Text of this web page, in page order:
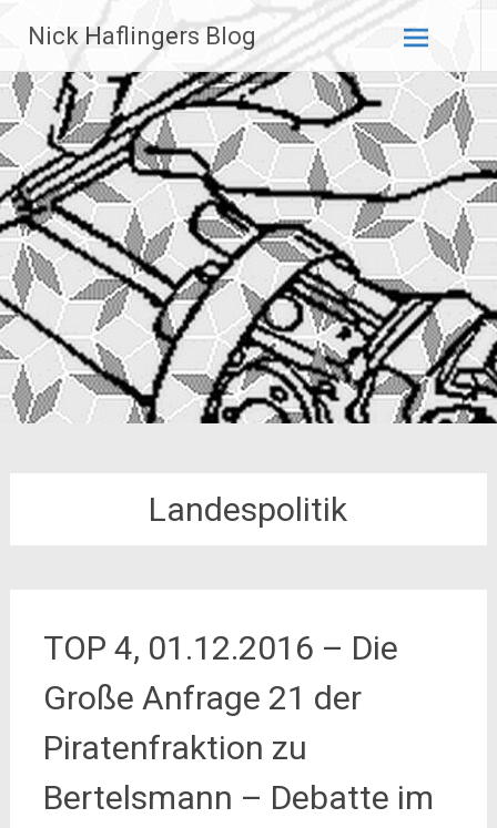
Inhalt
springen
Nick Haflingers Blog
Landespolitik
TOP 4, 01.12.2016 – Die
Große Anfrage 21 der
Piratenfraktion zu
Bertelsmann – Debatte im